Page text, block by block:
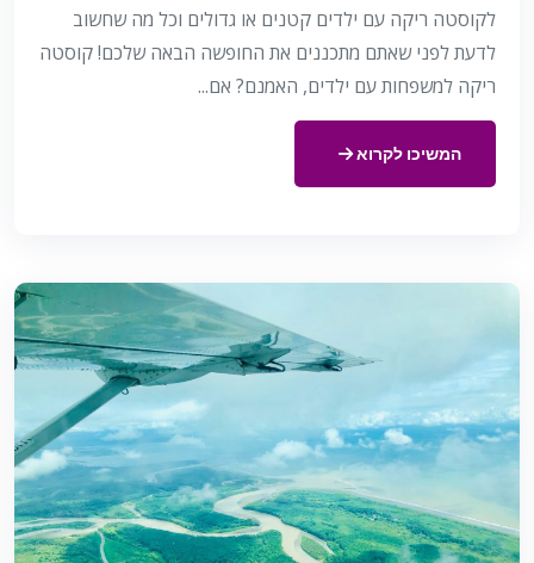
לקוסטה ריקה עם ילדים קטנים או גדולים וכל מה שחשוב
לדעת לפני שאתם מתכננים את החופשה הבאה שלכם! קוסטה
ריקה למשפחות עם ילדים, האמנם? אם...
המשיכו לקרוא